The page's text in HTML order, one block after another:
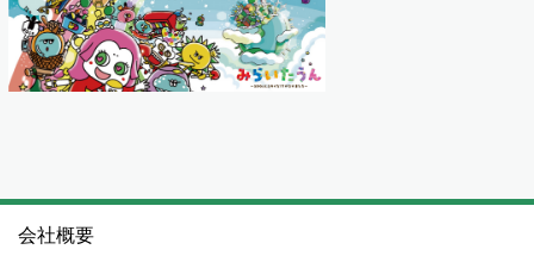
会社概要